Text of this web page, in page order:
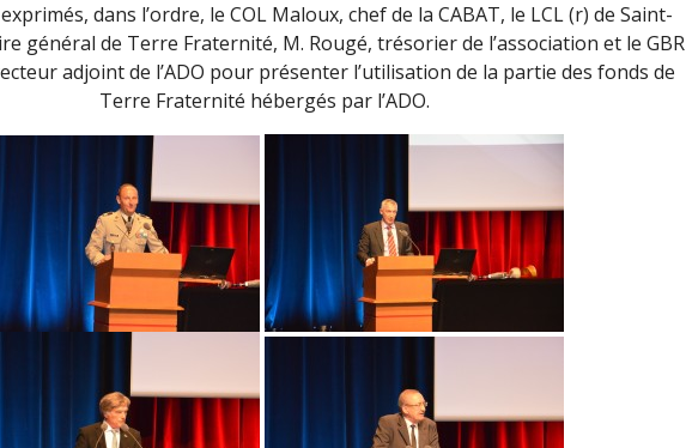
dans l’ordre, le COL Maloux, chef de la CABAT, le LCL (r) de Saint-
général de Terre Fraternité, M. Rougé, trésorier de l’association et le GBR
adjoint de l’ADO pour présenter l’utilisation de la partie des fonds de
Terre Fraternité hébergés par l’ADO.